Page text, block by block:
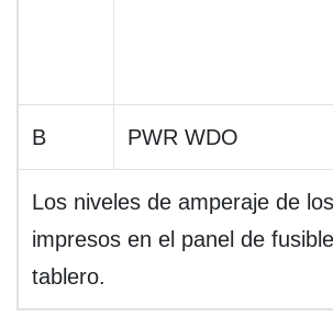
B PWR WDO
Los niveles de amperaje de
impresos en el panel de
tablero.